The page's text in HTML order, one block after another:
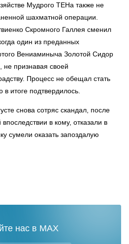
Мудрого ТЕНа также не
шахматной операции.
Скромного Галлея сменил
один из преданных
Вениаминыча Золотой Сидор
признавая своей
Процесс не обещал стать
в итоге подтвердилось.
снова сотряс скандал, после
в кому, отказали в
сумели оказать запоздалую
нас в MAX